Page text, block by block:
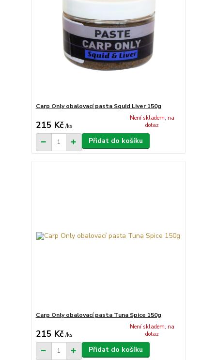
Carp Only obalovací pasta Squid Liver 150g
215 Kč /ks
Není skladem, na
dotaz
Přidat do košíku
Carp Only obalovací pasta Tuna Spice 150g
215 Kč /ks
Není skladem, na
dotaz
Přidat do košíku